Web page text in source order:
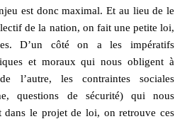
est donc maximal. Et au lieu de le
de la nation, on fait une petite loi,
D’un côté on a les impératifs
et moraux qui nous obligent à
l’autre, les contraintes sociales
questions de sécurité) qui nous
dans le projet de loi, on retrouve ces